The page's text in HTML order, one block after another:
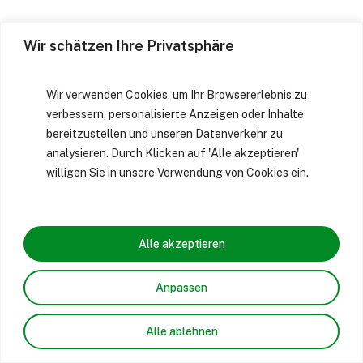
Wir schätzen Ihre Privatsphäre
Wir verwenden Cookies, um Ihr Browsererlebnis zu
verbessern, personalisierte Anzeigen oder Inhalte
bereitzustellen und unseren Datenverkehr zu
analysieren. Durch Klicken auf 'Alle akzeptieren'
willigen Sie in unsere Verwendung von Cookies ein.
Anpassen
Alle ablehnen
Alle akzeptieren